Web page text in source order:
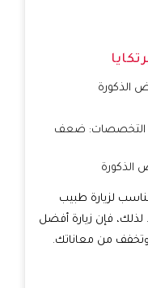
الذكورة
– التخصصات: ضعف
الذكورة
لزيارة طبيب
لذلك، فإن زيارة أفضل
من معاناتك.